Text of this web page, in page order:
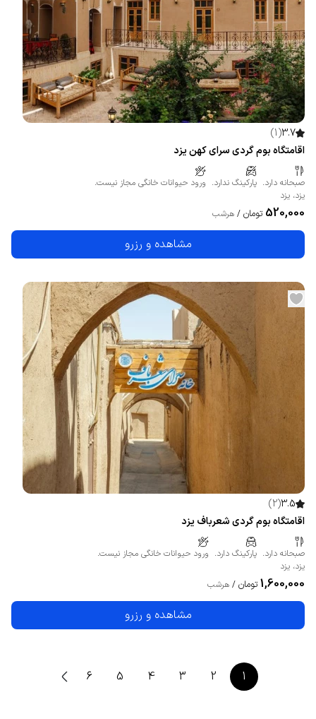
3.7
(
1
)
اقامتگاه بوم گردی سرای کهن یزد
صبحانه دارد. پارکینگ ندارد. ورود حیوانات خانگی مجاز نیست.
یزد، یزد
520,000 تومان / هرشب
مشاهده و رزرو
3.5
(
2
)
اقامتگاه بوم گردی شعرباف یزد
صبحانه دارد. پارکینگ دارد. ورود حیوانات خانگی مجاز نیست.
یزد، یزد
1,600,000 تومان / هرشب
مشاهده و رزرو
1
2
3
4
5
6